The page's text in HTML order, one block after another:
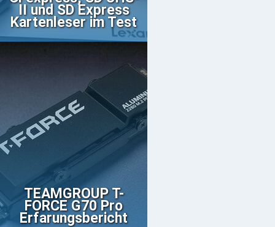
II und SD Express
Kartenleser im Test
TEAMGROUP T-
FORCE G70 Pro
Erfarungsbericht